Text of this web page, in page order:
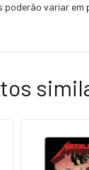
poderão variar em